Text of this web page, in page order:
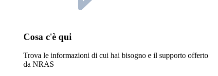
Cosa c'è qui
Trova le informazioni di cui hai bisogno e il supporto offerto
da NRAS